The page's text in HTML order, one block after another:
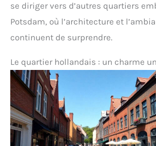
se diriger vers d’autres quartiers
Potsdam, où l’architecture et
continuent de surprendre.
Le quartier hollandais : un charme